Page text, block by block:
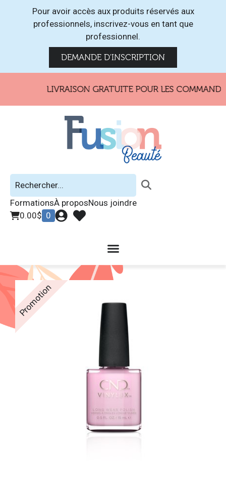
Pour avoir accès aux produits réservés aux
professionnels, inscrivez-vous en tant que
professionnel.
DEMANDE D'INSCRIPTION
LIVRAISON GRATUITE POUR LES
FormationsÀ proposNous joindre
0.00$ 0
Promotion